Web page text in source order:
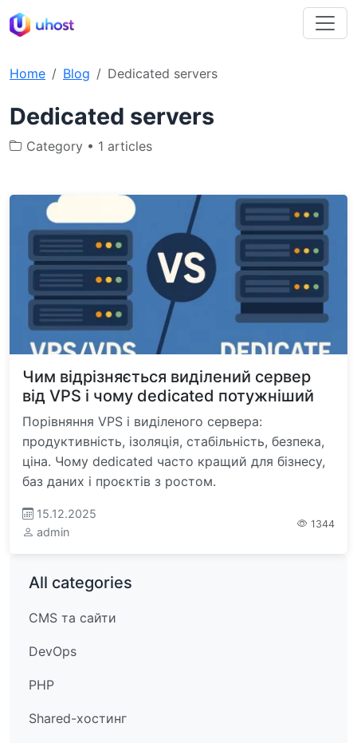
Home Blog Dedicated servers
Dedicated servers
Category • 1 articles
Чим відрізняється виділений сервер
від VPS і чому dedicated потужніший
Порівняння VPS і виділеного сервера:
продуктивність, ізоляція, стабільність, безпека,
ціна. Чому dedicated часто кращий для бізнесу,
баз даних і проєктів з ростом.
15.12.2025
admin
1344
All categories
CMS та сайти
DevOps
PHP
Shared-хостинг